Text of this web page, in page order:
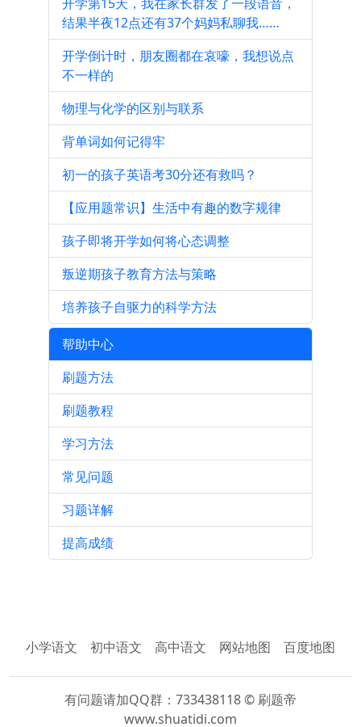
结果半夜12点还有37个妈妈私聊我……
开学倒计时，朋友圈都在哀嚎，我想说点
不一样的
物理与化学的区别与联系
背单词如何记得牢
初一的孩子英语考30分还有救吗？
【应用题常识】生活中有趣的数字规律
孩子即将开学如何将心态调整
叛逆期孩子教育方法与策略
培养孩子自驱力的科学方法
帮助中心
刷题方法
刷题教程
学习方法
常见问题
习题详解
提高成绩
小学语文 初中语文 高中语文 网站地图 百度地图
有问题请加QQ群：733438118 © 刷题帝
www.shuatidi.com